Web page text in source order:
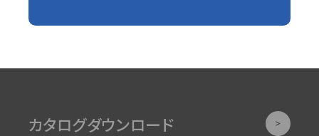
カタログダウンロード